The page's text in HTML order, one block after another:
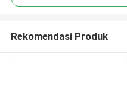
Rekomendasi Produk